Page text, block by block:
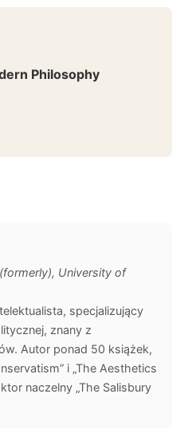
Philosophy
University of
specjalizujący
znany z
Autor ponad 50 książek,
i „The Aesthetics
naczelny „The Salisbury